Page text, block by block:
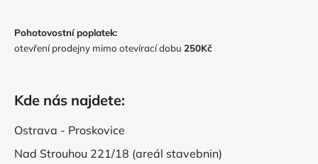
Pohotovostní poplatek:
otevření prodejny mimo otevírací dobu 250Kč
Kde nás najdete:
Ostrava - Proskovice
Nad Strouhou 221/18 (areál stavebnin)